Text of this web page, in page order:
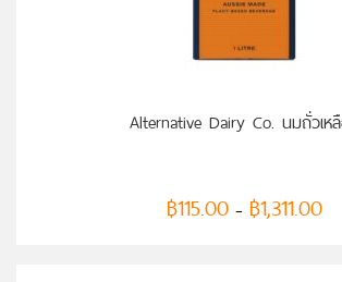
Alternative Dairy Co. นมถั่วเห
฿115.00 – ฿1,311.00